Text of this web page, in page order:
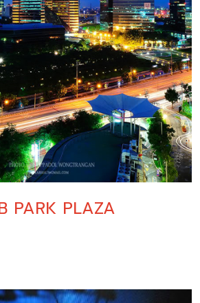
PARK PLAZA